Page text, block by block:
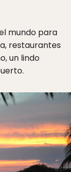
mundo para
restaurantes
un lindo